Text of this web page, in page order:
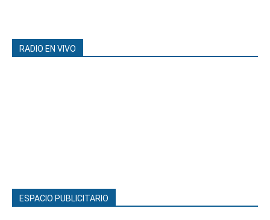
RADIO EN VIVO
ESPACIO PUBLICITARIO